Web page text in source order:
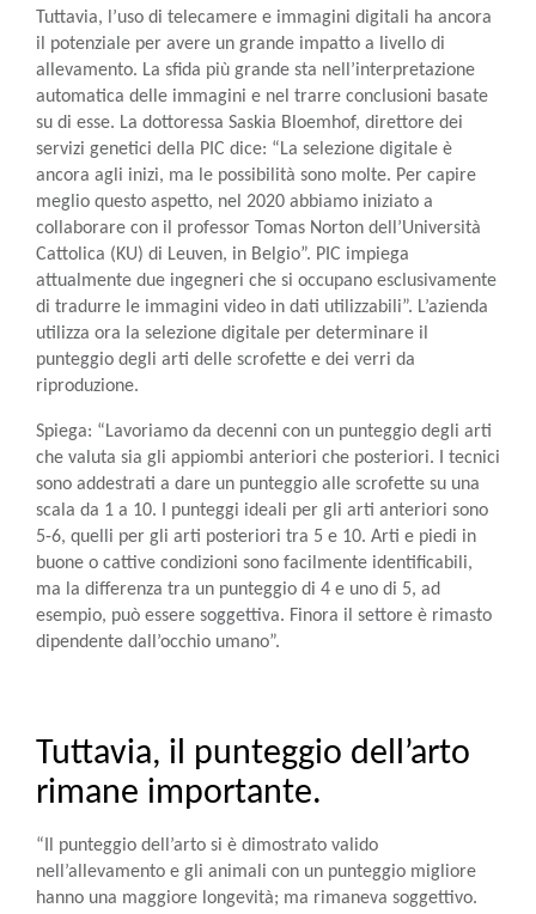
Tuttavia, l’uso di telecamere e immagini digitali ha ancora
il potenziale per avere un grande impatto a livello di
allevamento. La sfida più grande sta nell’interpretazione
automatica delle immagini e nel trarre conclusioni basate
su di esse. La dottoressa Saskia Bloemhof, direttore dei
servizi genetici della PIC dice: “La selezione digitale è
ancora agli inizi, ma le possibilità sono molte. Per capire
meglio questo aspetto, nel 2020 abbiamo iniziato a
collaborare con il professor Tomas Norton dell’Università
Cattolica (KU) di Leuven, in Belgio”. PIC impiega
attualmente due ingegneri che si occupano esclusivamente
di tradurre le immagini video in dati utilizzabili”. L’azienda
utilizza ora la selezione digitale per determinare il
punteggio degli arti delle scrofette e dei verri da
riproduzione.
Spiega: “Lavoriamo da decenni con un punteggio degli arti
che valuta sia gli appiombi anteriori che posteriori. I tecnici
sono addestrati a dare un punteggio alle scrofette su una
scala da 1 a 10. I punteggi ideali per gli arti anteriori sono
5-6, quelli per gli arti posteriori tra 5 e 10. Arti e piedi in
buone o cattive condizioni sono facilmente identificabili,
ma la differenza tra un punteggio di 4 e uno di 5, ad
esempio, può essere soggettiva. Finora il settore è rimasto
dipendente dall’occhio umano”.
Tuttavia, il punteggio dell’arto
rimane importante.
“Il punteggio dell’arto si è dimostrato valido
nell’allevamento e gli animali con un punteggio migliore
hanno una maggiore longevità; ma rimaneva soggettivo.